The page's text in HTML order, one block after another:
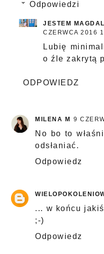
Odpowiedzi
JESTEM
CZERWCA 2016
Lubię
o źle zakrytą
ODPOWIEDZ
MILENA M 9
No bo to
odsłaniać.
Odpowiedz
... w końcu
;-)
Odpowiedz